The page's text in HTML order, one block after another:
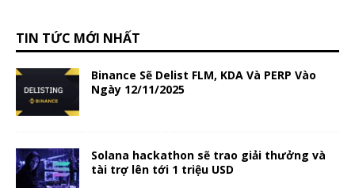
TIN TỨC MỚI NHẤT
Binance Sẽ Delist FLM, KDA Và PERP Vào
Ngày 12/11/2025
Solana hackathon sẽ trao giải thưởng và
tài trợ lên tới 1 triệu USD